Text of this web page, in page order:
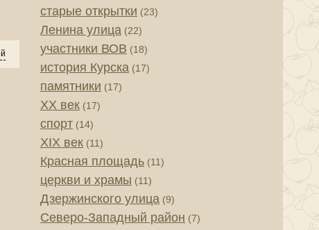
старые открытки (23)
Ленина улица (22)
участники ВОВ (18)
история Курска (17)
памятники (17)
XX век (17)
спорт (14)
XIX век (11)
Красная площадь (11)
церкви и храмы (11)
Дзержинского улица (9)
Северо-Западный район (7)